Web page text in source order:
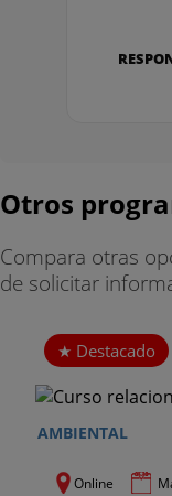
Otros
Compara otras
de solicitar
Destacado
AMBIENTAL
Online